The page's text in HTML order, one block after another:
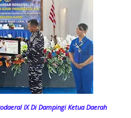
IX Di Dampingi Ketua Daerah